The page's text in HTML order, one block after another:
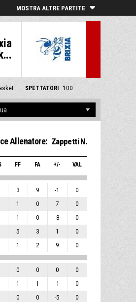
MOSTRA ALTRE PARTITE
SPETTATORI 100
Allenatore: Zappetti N.
FF FA +/- VAL
3 9 -1 0
1 0 7 0
1 0 -8 0
5 3 1 0
1 2 9 0
0 0 0 0
1 1 -1 0
0 0 -5 0